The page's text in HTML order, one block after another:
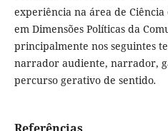
experiência na área de
em Dimensões Políticas da
principalmente nos seguintes
narrador audiente, narrador,
percurso gerativo de sentido.